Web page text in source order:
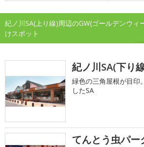
紀ノ川SA(上り線)周辺のGW(ゴールデンウィ
けスポット
紀ノ川SA(下り
緑色の三角屋根が目印
したSA
てんとう虫パー